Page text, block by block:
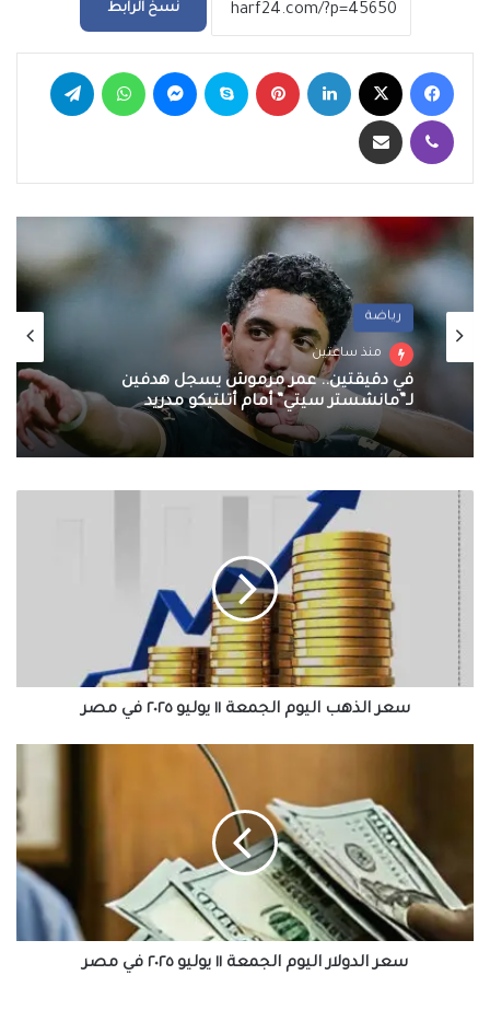
نسخ الرابط
فيسبوك لينكدإن بينتيريست سكايب ماسنجر واتساب
ڤايبر مشاركة عبر البريد
رياضة
منذ ساعتين
في دقيقتين.. عمر مرموش يسجل هدفين
لـ”مانشستر سيتي” أمام أتلتيكو مدريد
سعر
الذهب
اليوم
الجمعة
يوليو
٢٠٢٥
في
مصر
سعر الذهب اليوم الجمعة ١١ يوليو ٢٠٢٥ في مصر
٢٠٢٥
في
مصر
سعر الدولار اليوم الجمعة ١١ يوليو ٢٠٢٥ في مصر